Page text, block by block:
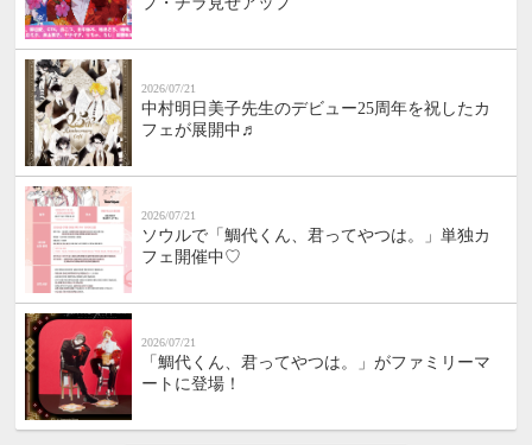
2026/07/21
中村明日美子先生のデビュー25周年を祝したカ
フェが展開中♬
2026/07/21
ソウルで「鯛代くん、君ってやつは。」単独カ
フェ開催中♡
2026/07/21
「鯛代くん、君ってやつは。」がファミリーマ
ートに登場！